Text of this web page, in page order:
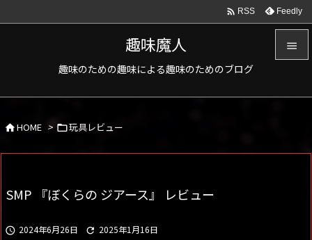
趣味魔人
趣味のための趣味による趣味のためのブログ

 RSS Feedly
HOME > 玩具レビュー
SMP 『ぼくらの ジアース』 レビュー
 2024年6月26日  2025年1月16日